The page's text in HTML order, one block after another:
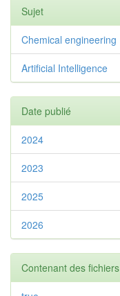
Sujet
Chemical engineering
Artificial Intelligence
Date publié
2024
2023
2025
2026
Contenant des fichiers